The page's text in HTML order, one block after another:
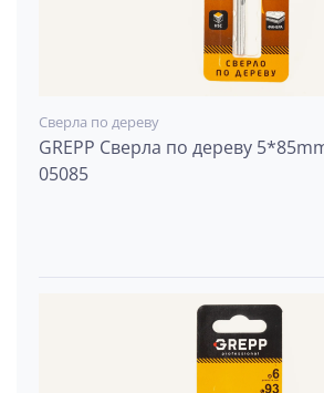
Сверла по дереву
GREPP Сверла по дереву
05085